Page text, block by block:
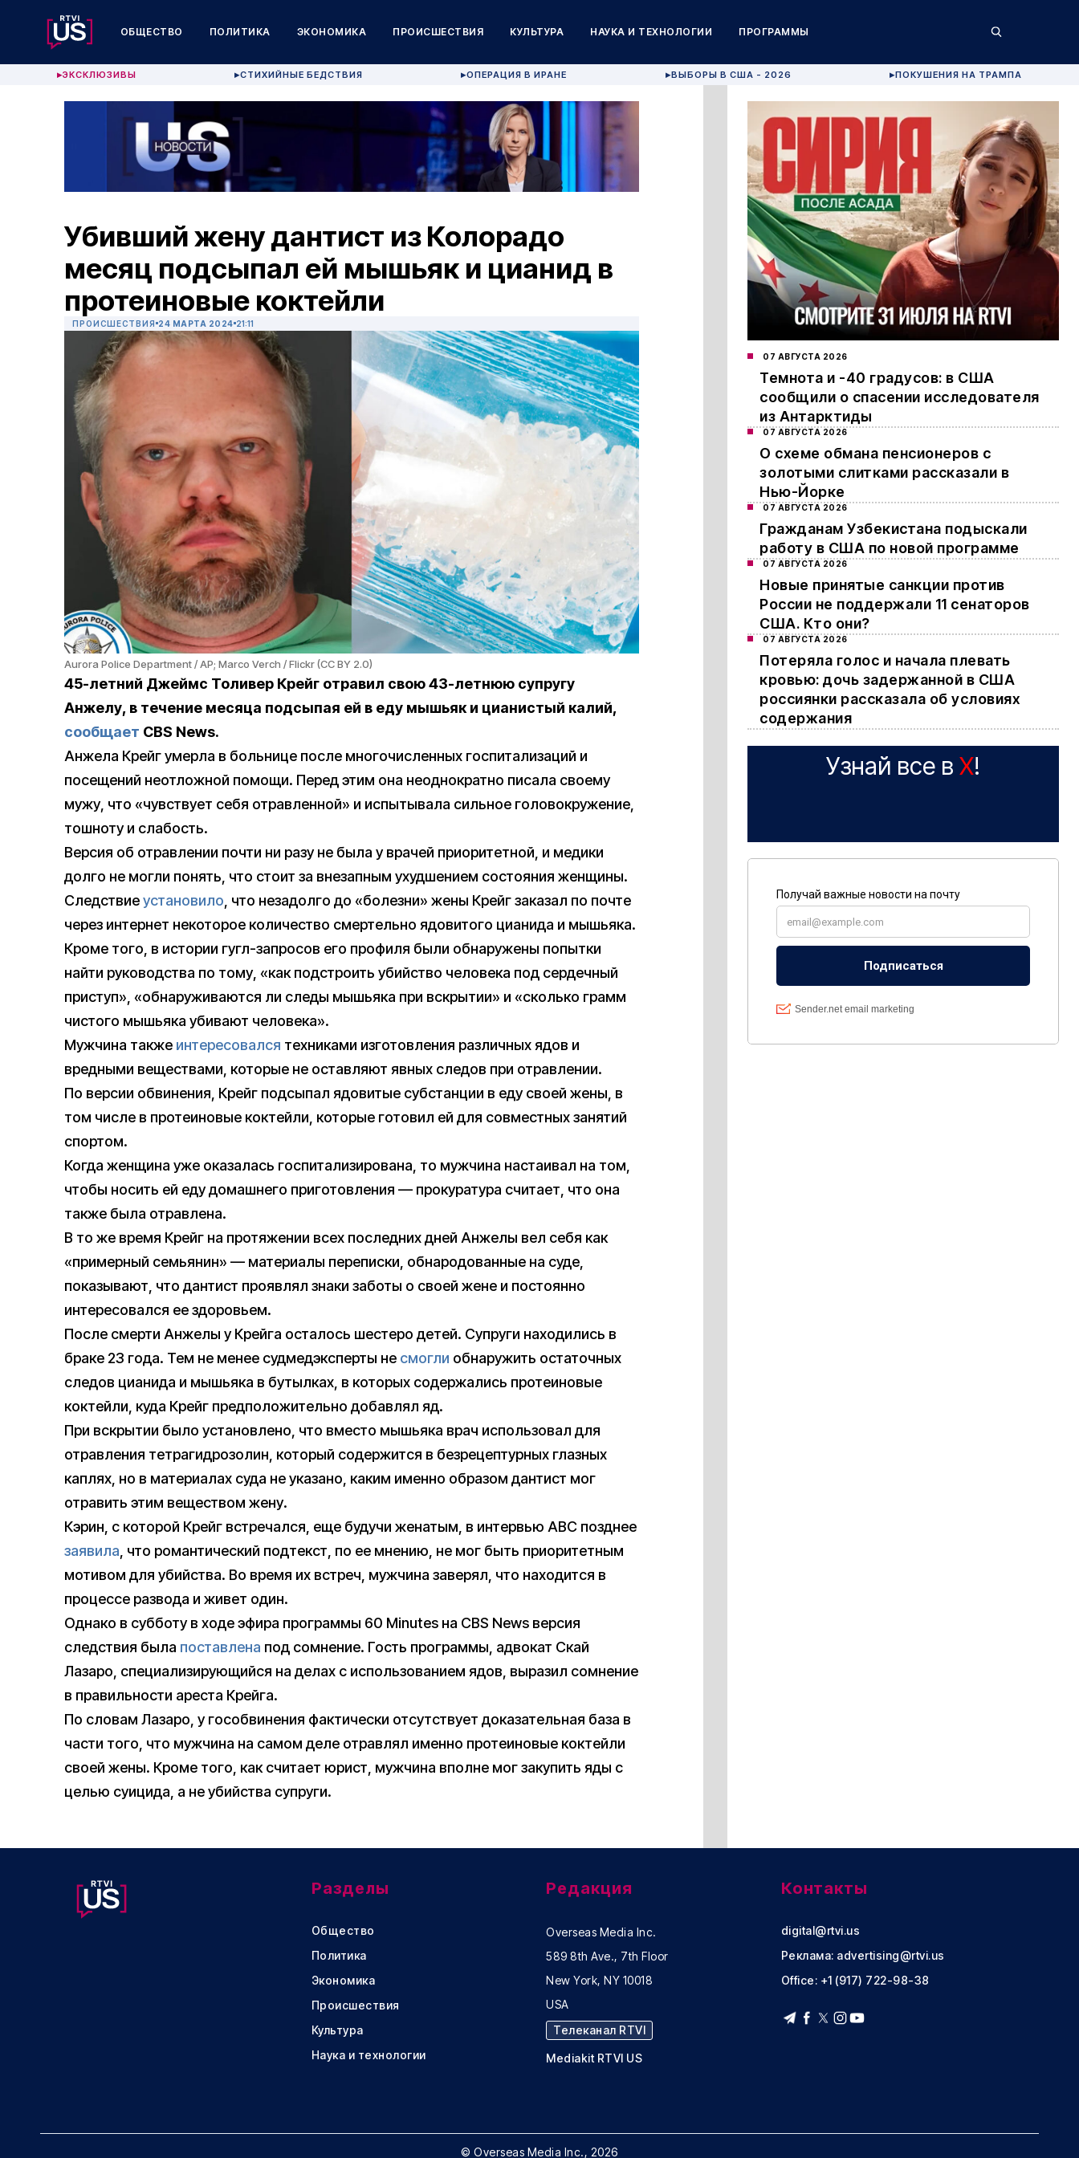
ОБЩЕСТВО ПОЛИТИКА ЭКОНОМИКА ПРОИСШЕСТВИЯ КУЛЬТУРА НАУКА И ТЕХНОЛОГИИ ПРОГРАММЫ
▶ЭКСКЛЮЗИВЫ ▶СТИХИЙНЫЕ БЕДСТВИЯ ▶ОПЕРАЦИЯ В ИРАНЕ ▶ВЫБОРЫ В США - 2026 ▶ПОКУШЕНИЯ НА ТРАМПА
Убивший жену дантист из Колорадо
месяц подсыпал ей мышьяк и цианид в
протеиновые коктейли
ПРОИСШЕСТВИЯ 24 МАРТА 2024 21:11
Aurora Police Department / AP; Marco Verch / Flickr (CC BY 2.0)
45-летний Джеймс Толивер Крейг отравил свою 43-летнюю супругу
Анжелу, в течение месяца подсыпая ей в еду мышьяк и цианистый калий,
сообщает CBS News.
Анжела Крейг умерла в больнице после многочисленных госпитализаций и
посещений неотложной помощи. Перед этим она неоднократно писала своему
мужу, что «чувствует себя отравленной» и испытывала сильное головокружение,
тошноту и слабость.
Версия об отравлении почти ни разу не была у врачей приоритетной, и медики
долго не могли понять, что стоит за внезапным ухудшением состояния женщины.
Следствиеустановило, что незадолго до «болезни» жены Крейг заказал по почте
через интернет некоторое количество смертельно ядовитого цианида и мышьяка.
Кроме того, в истории гугл-запросов его профиля были обнаружены попытки
найти руководства по тому, «как подстроить убийство человека под сердечный
приступ», «обнаруживаются ли следы мышьяка при вскрытии» и «сколько грамм
чистого мышьяка убивают человека».
Мужчина также интересовался техниками изготовления различных ядов и
вредными веществами, которые не оставляют явных следов при отравлении.
По версии обвинения, Крейг подсыпал ядовитые субстанции в еду своей жены, в
том числе в протеиновые коктейли, которые готовил ей для совместных занятий
спортом.
Когда женщина уже оказалась госпитализирована, то мужчина настаивал на том,
чтобы носить ей еду домашнего приготовления — прокуратура считает, что она
также была отравлена.
В то же время Крейг на протяжении всех последних дней Анжелы вел себя как
«примерный семьянин» — материалы переписки, обнародованные на суде,
показывают, что дантист проявлял знаки заботы о своей жене и постоянно
интересовался ее здоровьем.
После смерти Анжелы у Крейга осталось шестеро детей. Супруги находились в
браке 23 года. Тем не менее судмедэксперты не смогли обнаружить остаточных
следов цианида и мышьяка в бутылках, в которых содержались протеиновые
коктейли, куда Крейг предположительно добавлял яд.
При вскрытии было установлено, что вместо мышьяка врач использовал для
отравления тетрагидрозолин, который содержится в безрецептурных глазных
каплях, но в материалах суда не указано, каким именно образом дантист мог
отравить этим веществом жену.
Кэрин, с которой Крейг встречался, еще будучи женатым, в интервью ABC позднее
заявила, что романтический подтекст, по ее мнению, не мог быть приоритетным
мотивом для убийства. Во время их встреч, мужчина заверял, что находится в
процессе развода и живет один.
Однако в субботу в ходе эфира программы 60 Minutes на CBS News версия
следствия была поставлена под сомнение. Гость программы, адвокат Скай
Лазаро, специализирующийся на делах с использованием ядов, выразил сомнение
в правильности ареста Крейга.
По словам Лазаро, у гособвинения фактически отсутствует доказательная база в
части того, что мужчина на самом деле отравлял именно протеиновые коктейли
своей жены. Кроме того, как считает юрист, мужчина вполне мог закупить яды с
целью суицида, а не убийства супруги.
07 АВГУСТА 2026
Темнота и -40 градусов: в США
сообщили о спасении исследователя
из Антарктиды
07 АВГУСТА 2026
О схеме обмана пенсионеров с
золотыми слитками рассказали в
Нью-Йорке
07 АВГУСТА 2026
Гражданам Узбекистана подыскали
работу в США по новой программе
07 АВГУСТА 2026
Новые принятые санкции против
России не поддержали 11 сенаторов
США. Кто они?
07 АВГУСТА 2026
Потеряла голос и начала плевать
кровью: дочь задержанной в США
россиянки рассказала об условиях
содержания
Узнай все в X!
Разделы
Общество
Политика
Экономика
Происшествия
Культура
Наука и технологии
Редакция
Overseas Media Inc.
589 8th Ave., 7th Floor
New York, NY 10018
USA
Телеканал RTVI
Mediakit RTVI US
Контакты
digital@rtvi.us
Реклама: advertising@rtvi.us
Office: +1 (917) 722-98-38
© Overseas Media Inc., 2026